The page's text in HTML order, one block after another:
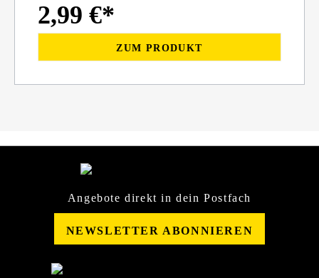
2,99 €*
ZUM PRODUKT
Angebote direkt in dein Postfach
NEWSLETTER ABONNIEREN